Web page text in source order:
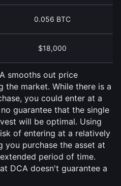
0.056 BTC
$18,000
smooths out price
the market. While there is a
you could enter at a
guarantee that the single
will be optimal. Using
of entering at a relatively
purchase the asset at
period of time.
DCA doesn't guarantee a